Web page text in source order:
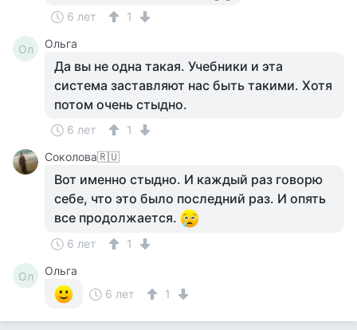
6 лет 1
Ол Ольга
Да вы не одна такая. Учебники и эта
система заставляют нас быть такими. Хотя
потом очень стыдно.
6 лет
1
Соколова🇷🇺
Вот именно стыдно. И каждый раз говорю
себе, что это было последний раз. И опять
все продолжается.
6 лет 1
Ол
Ольга
6 лет
1